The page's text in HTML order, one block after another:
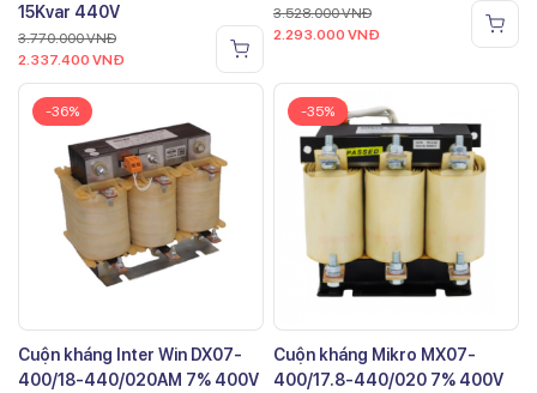
15Kvar 440V
3.770.000VNĐ
2.337.400 VNĐ
3.528.000VNĐ
2.293.000 VNĐ
-36%
Cuộn kháng Inter Win DX07-
400/18-440/020AM 7% 400V
-35%
Cuộn kháng Mikro MX07-
400/17.8-440/020 7% 400V